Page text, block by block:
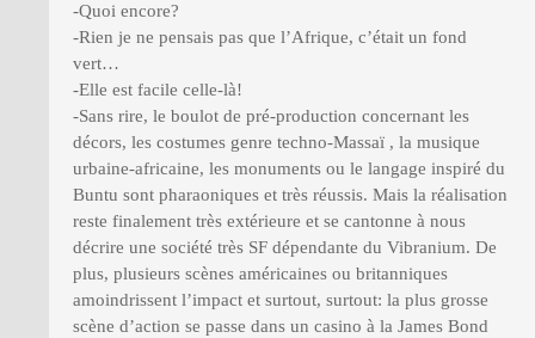
-Quoi encore?
-Rien je ne pensais pas que l’Afrique, c’était un fond
vert…
-Elle est facile celle-là!
-Sans rire, le boulot de pré-production concernant les
décors, les costumes genre techno-Massaï , la musique
urbaine-africaine, les monuments ou le langage inspiré du
Buntu sont pharaoniques et très réussis. Mais la réalisation
reste finalement très extérieure et se cantonne à nous
décrire une société très SF dépendante du Vibranium. De
plus, plusieurs scènes américaines ou britanniques
amoindrissent l’impact et surtout, surtout: la plus grosse
scène d’action se passe dans un casino à la James Bond